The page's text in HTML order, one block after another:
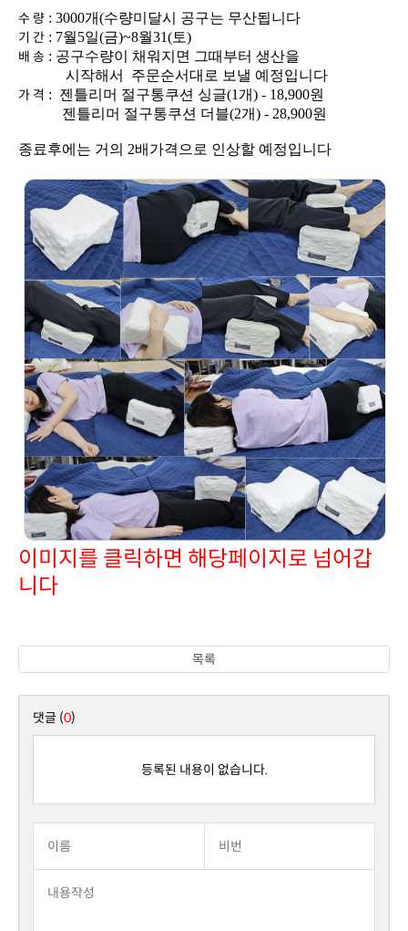
수 량 : 3000개(수량미달시 공구는 무산됩니다
기 간 : 7월5일(금)~8월31(토)
배 송 : 공구수량이 채워지면 그때부터 생산을
시작해서 주문순서대로 보낼 예정입니다
가 격 : 젠틀리머 절구통쿠션 싱글(1개) - 18,900원
젠틀리머 절구통쿠션 더블(2개) - 28,900원
종료후에는 거의 2배가격으로 인상할 예정입니다
니다
목록
댓글 (0)
등록된 내용이 없습니다.